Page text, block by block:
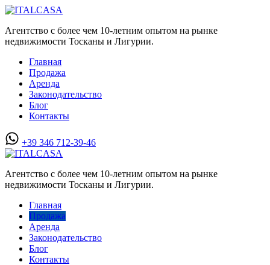
Агентство с более чем 10-летним опытом на рынке
недвижимости Тосканы и Лигурии.
Главная
Продажа
Аренда
Законодательство
Блог
Контакты
+39 346 712-39-46
Агентство с более чем 10-летним опытом на рынке
недвижимости Тосканы и Лигурии.
Главная
Продажа
Аренда
Законодательство
Блог
Контакты